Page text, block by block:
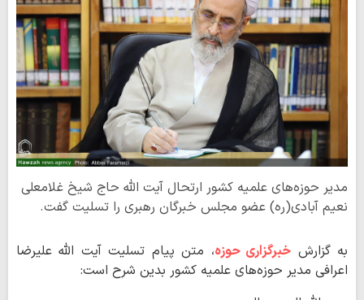
مدیر حوزه‌های علمیه کشور ارتحال آیت الله حاج شیخ غلامعلی
نعیم آبادی(ره) عضو مجلس خبرگان رهبری را تسلیت گفت.
به گزارش خبرگزاری حوزه، متن پیام تسلیت آیت الله علیرضا
اعرافی مدیر حوزه‌های علمیه کشور بدین شرح است: